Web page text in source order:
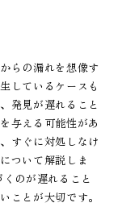
らの漏れを想像す
しているケースも
発見が遅れること
与える可能性があ
すぐに対処しなけ
ついて解説しま
のが遅れること
ことが大切です。